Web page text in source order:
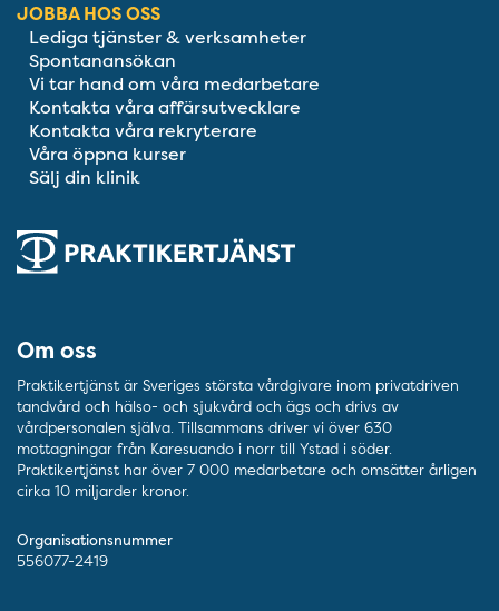
JOBBA HOS OSS
Lediga tjänster & verksamheter
Spontanansökan
Vi tar hand om våra medarbetare
Kontakta våra affärsutvecklare
Kontakta våra rekryterare
Våra öppna kurser
Sälj din klinik
Om oss
Praktikertjänst är Sveriges största vårdgivare inom privatdriven
tandvård och hälso- och sjukvård och ägs och drivs av
vårdpersonalen själva. Tillsammans driver vi över 630
mottagningar från Karesuando i norr till Ystad i söder.
Praktikertjänst har över 7 000 medarbetare och omsätter årligen
cirka 10 miljarder kronor.
Organisationsnummer
556077-2419